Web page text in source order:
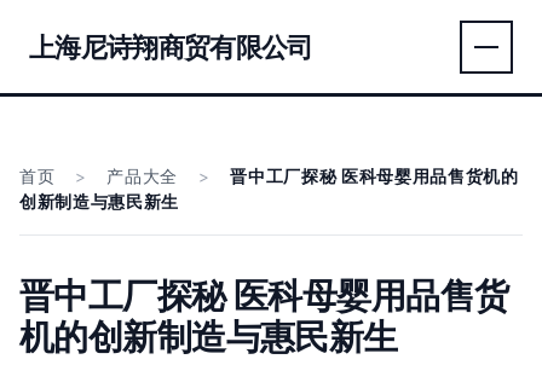
上海尼诗翔商贸有限公司
首页 > 产品大全 >
晋中工厂探秘 医科母婴用品售货机的
创新制造与惠民新生
晋中工厂探秘 医科母婴用品售货
机的创新制造与惠民新生